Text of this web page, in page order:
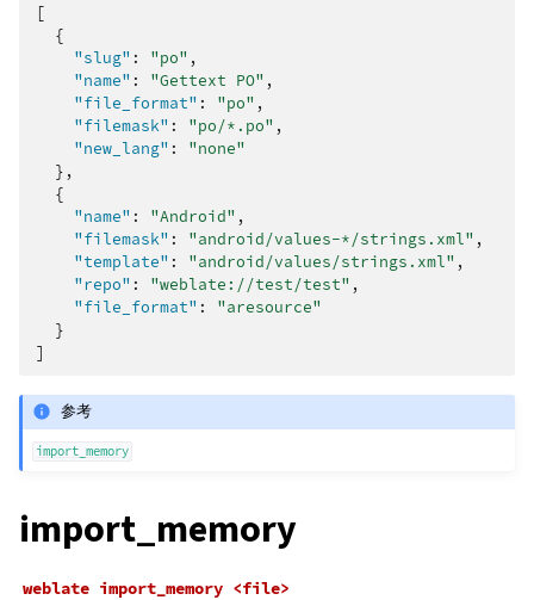
[
{
"slug" : "po" ,
"name" : "Gettext PO" ,
"file_format" : "po" ,
"filemask" : "po/*.po" ,
"new_lang" :
"none"
},
{
"name" : "Android" ,
"filemask" : "android/values-*/strings.xml" ,
"template" : "android/values/strings.xml" ,
"repo" : "weblate://test/test" ,
"file_format" :
"aresource"
}
]
参考
import_memory
import_memory
weblate import_memory <file>